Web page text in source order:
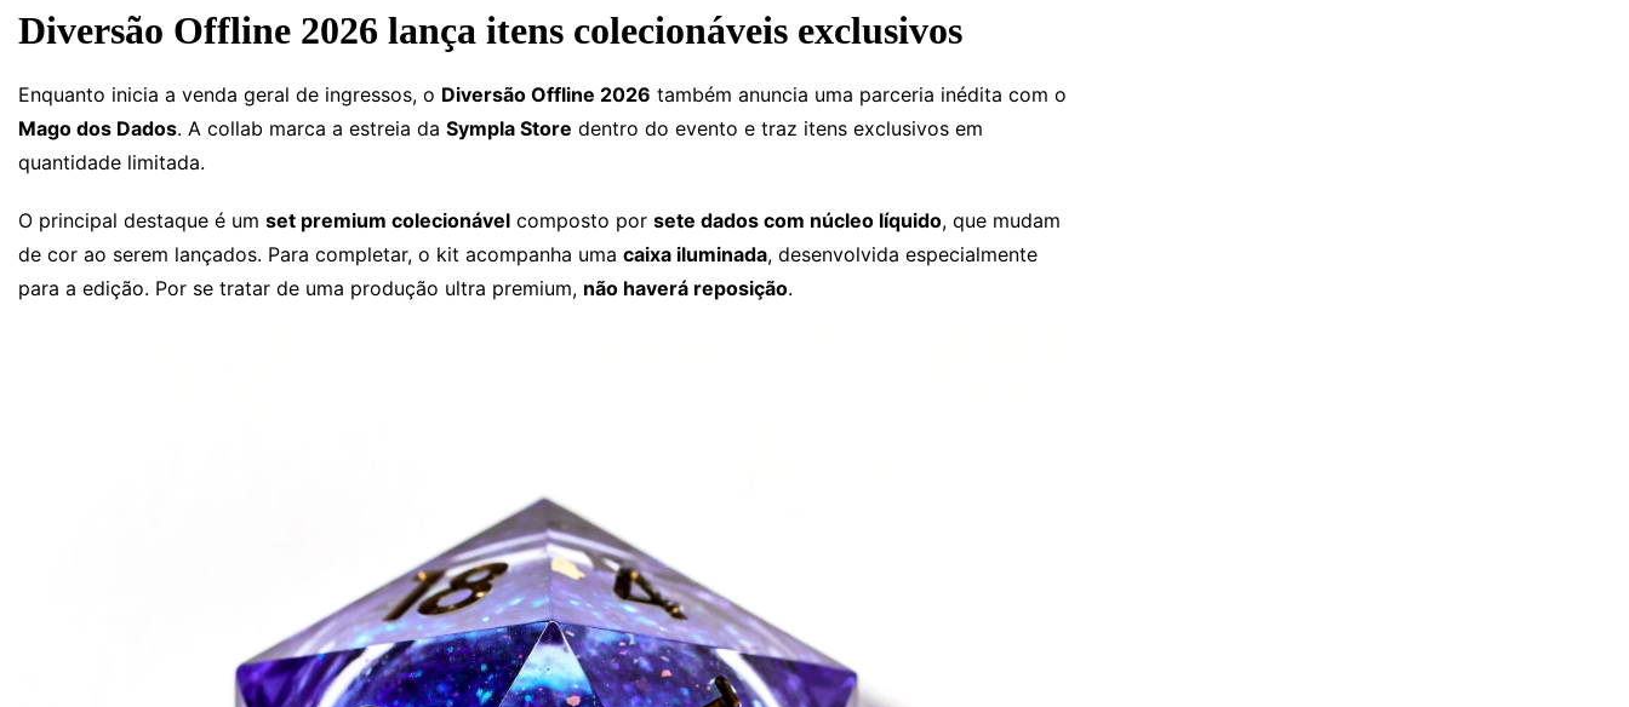
Diversão Offline 2026 lança itens colecionáveis exclusivos
Enquanto inicia a venda geral de ingressos, o Diversão Offline 2026 também anuncia uma parceria inédita com o
Mago dos Dados. A collab marca a estreia da Sympla Store dentro do evento e traz itens exclusivos em
quantidade limitada.
O principal destaque é um set premium colecionável composto por sete dados com núcleo líquido, que mudam
de cor ao serem lançados. Para completar, o kit acompanha uma caixa iluminada, desenvolvida especialmente
para a edição. Por se tratar de uma produção ultra premium, não haverá reposição.